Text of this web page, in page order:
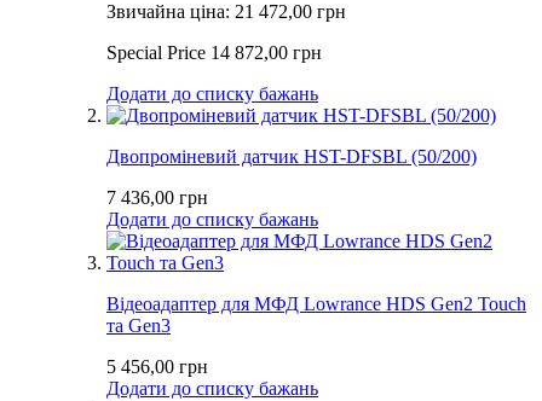
Звичайна ціна: 21 472,00 грн
Special Price 14 872,00 грн
Додати до списку бажань
Двопроміневий датчик HST-DFSBL (50/200)
7 436,00 грн
Додати до списку бажань
Відеоадаптер для МФД Lowrance HDS Gen2 Touch
та Gen3
5 456,00 грн
Додати до списку бажань